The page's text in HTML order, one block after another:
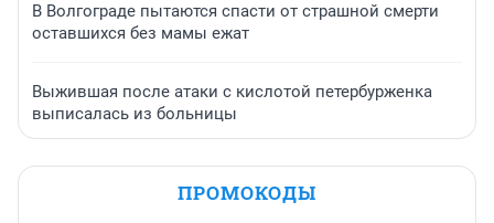
В Волгограде пытаются спасти от страшной смерти
оставшихся без мамы ежат
Выжившая после атаки с кислотой петербурженка
выписалась из больницы
ПРОМОКОДЫ